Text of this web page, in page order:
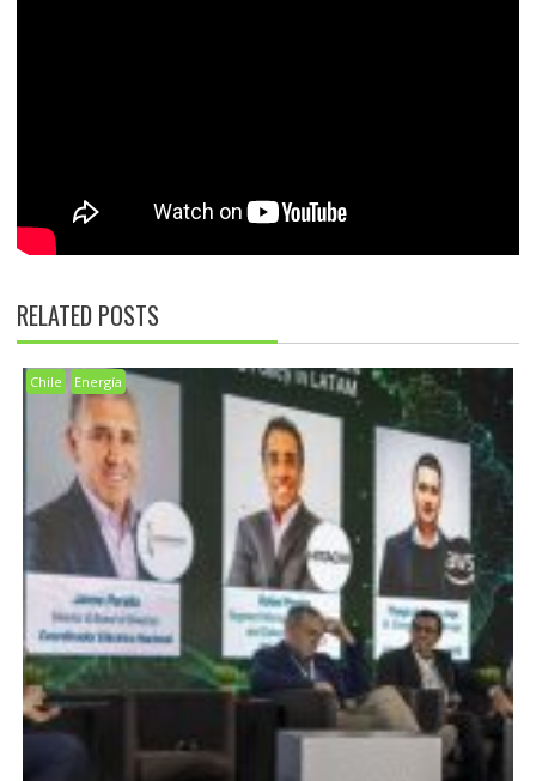
RELATED POSTS
Chile Energía